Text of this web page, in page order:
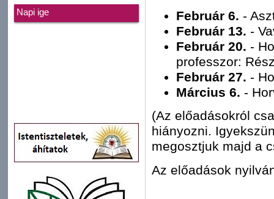
Napi ige
Február 6. -
Február 13. -
Február 20. -
professzor:
Február 27. -
Március 6. -
(Az előadásokról
hiányozni.
megosztjuk majd a
Az előadások